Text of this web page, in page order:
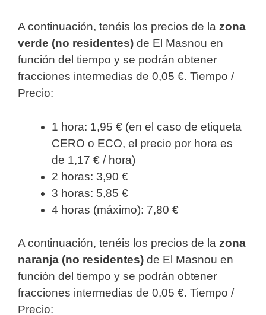
A continuación, tenéis los precios de la zona
verde (no residentes) de El Masnou en
función del tiempo y se podrán obtener
fracciones intermedias de 0,05 €. Tiempo /
Precio:
1 hora: 1,95 € (en el caso de etiqueta
CERO o ECO, el precio por hora es
de 1,17 € / hora)
2 horas: 3,90 €
3 horas: 5,85 €
4 horas (máximo): 7,80 €
A continuación, tenéis los precios de la zona
naranja (no residentes) de El Masnou en
función del tiempo y se podrán obtener
fracciones intermedias de 0,05 €. Tiempo /
Precio: